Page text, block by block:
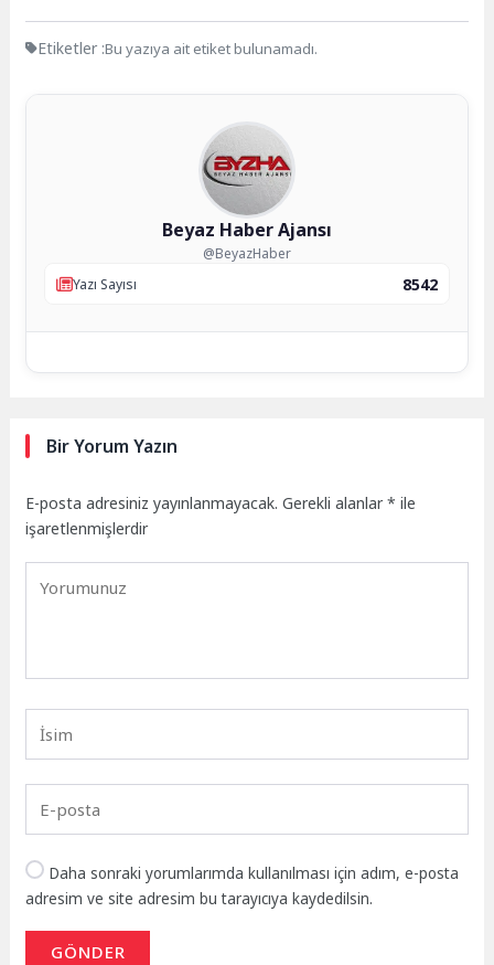
Etiketler :Bu yazıya ait etiket bulunamadı.
Beyaz Haber Ajansı
@BeyazHaber
Yazı Sayısı
8542
Bir Yorum Yazın
E-posta adresiniz yayınlanmayacak. Gerekli alanlar* ile
işaretlenmişlerdir
Daha sonraki yorumlarımda kullanılması için adım, e-posta
adresim ve site adresim bu tarayıcıya kaydedilsin.
GÖNDER